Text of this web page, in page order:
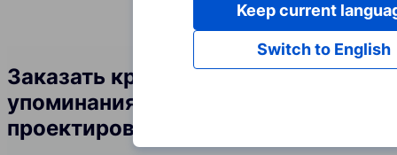
Услуги
Русский
Заказать крауд-ссылки и
упоминания бренда в сфере
проектирования
Switch to English
Keep current